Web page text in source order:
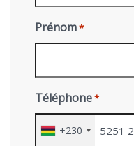
Prénom*
Téléphone*
+230